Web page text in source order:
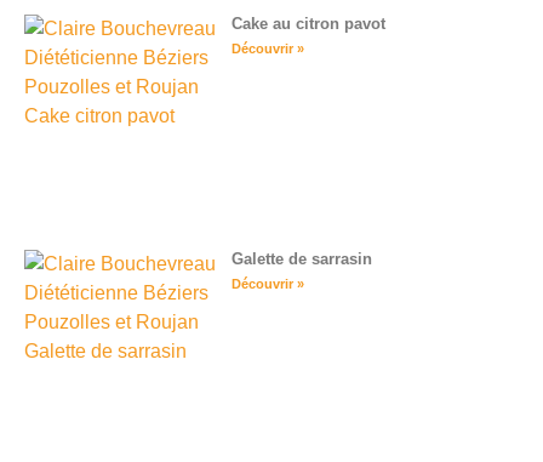
Cake au citron pavot
Découvrir »
Galette de sarrasin
Découvrir »